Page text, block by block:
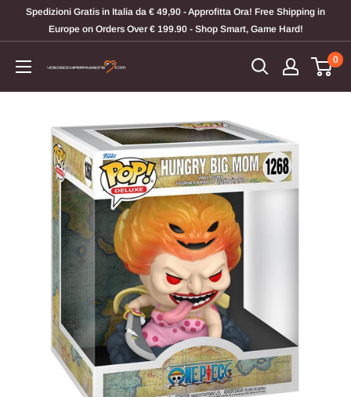
Spedizioni Gratis in Italia da € 49,90 - Approfitta Ora! Free Shipping in
Europe on Orders Over € 199.90 - Shop Smart, Game Hard!
Videogiochi
Per
0